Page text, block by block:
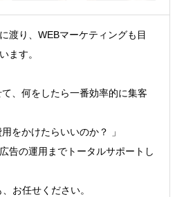
渡り、WEBマーケティングも目
ます。
て、何をしたら一番効率的に集客
をかけたらいいのか？ 」
告の運用までトータルサポートし
お任せください。